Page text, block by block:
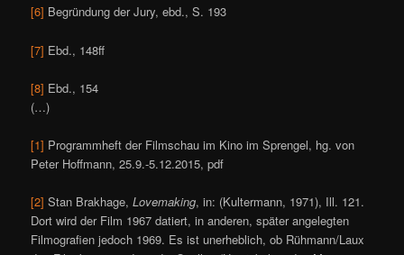
[6] Begründung der Jury, ebd., S. 193
[7] Ebd., 148ff
[8] Ebd., 154
(…)
[1] Programmheft der Filmschau im Kino im Sprengel, hg. von
Peter Hoffmann, 25.9.-5.12.2015, pdf
[2] Stan Brakhage,Lovemaking, in: (Kultermann, 1971), Ill. 121.
Dort wird der Film 1967 datiert, in anderen, später angelegten
Filmografien jedoch 1969. Es ist unerheblich, ob Rühmann/Laux